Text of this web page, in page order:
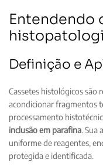
Entendendo
Definição e
Cassetes histológicos são
acondicionar fragmentos
processamento
inclusão em parafina. Sua
uniforme de reagentes,
protegida e identificada.